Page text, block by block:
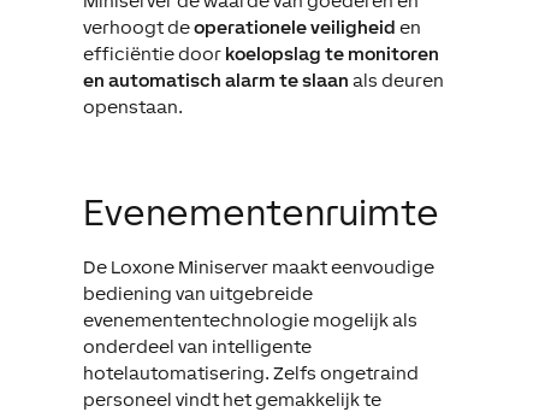
verhoogt deoperationele veiligheid en
efficiëntie door koelopslag te monitoren
en automatisch alarm te slaan als deuren
openstaan.
Evenementenruimte
De Loxone Miniserver maakt eenvoudige
bediening van uitgebreide
evenemententechnologie mogelijk als
onderdeel van intelligente
hotelautomatisering. Zelfs ongetraind
personeel vindt het gemakkelijk te